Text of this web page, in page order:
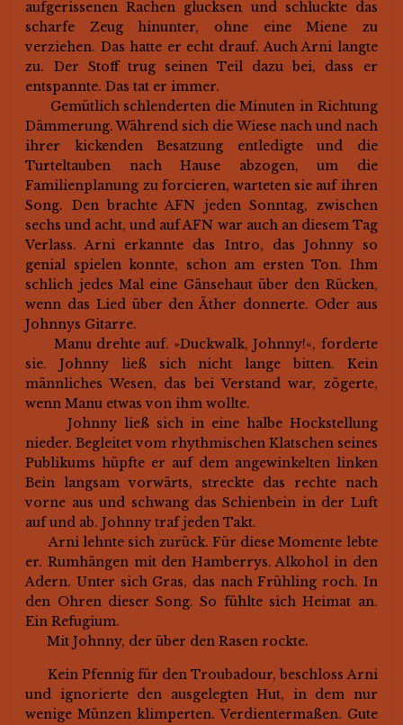
aufgerissenen Rachen glucksen und schluckte das
scharfe Zeug hinunter, ohne eine Miene zu
verziehen. Das hatte er echt drauf. Auch Arni langte
zu. Der Stoff trug seinen Teil dazu bei, dass er
entspannte. Das tat er immer.
Gemütlich schlenderten die Minuten in Richtung
Dämmerung. Während sich die Wiese nach und nach
ihrer kickenden Besatzung entledigte und die
Turteltauben nach Hause abzogen, um die
Familienplanung zu forcieren, warteten sie auf ihren
Song. Den brachte AFN jeden Sonntag, zwischen
sechs und acht, und auf AFN war auch an diesem Tag
Verlass. Arni erkannte das Intro, das Johnny so
genial spielen konnte, schon am ersten Ton. Ihm
schlich jedes Mal eine Gänsehaut über den Rücken,
wenn das Lied über den Äther donnerte. Oder aus
Johnnys Gitarre.
Manu drehte auf. »Duckwalk, Johnny!«, forderte
sie. Johnny ließ sich nicht lange bitten. Kein
männliches Wesen, das bei Verstand war, zögerte,
wenn Manu etwas von ihm wollte.
Johnny ließ sich in eine halbe Hockstellung
nieder. Begleitet vom rhythmischen Klatschen seines
Publikums hüpfte er auf dem angewinkelten linken
Bein langsam vorwärts, streckte das rechte nach
vorne aus und schwang das Schienbein in der Luft
auf und ab. Johnny traf jeden Takt.
Arni lehnte sich zurück. Für diese Momente lebte
er. Rumhängen mit den Hamberrys. Alkohol in den
Adern. Unter sich Gras, das nach Frühling roch. In
den Ohren dieser Song. So fühlte sich Heimat an.
Ein Refugium.
Mit Johnny, der über den Rasen rockte.
Kein Pfennig für den Troubadour, beschloss Arni
und ignorierte den ausgelegten Hut, in dem nur
wenige Münzen klimperten. Verdientermaßen. Gute